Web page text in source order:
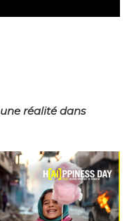
réalité dans